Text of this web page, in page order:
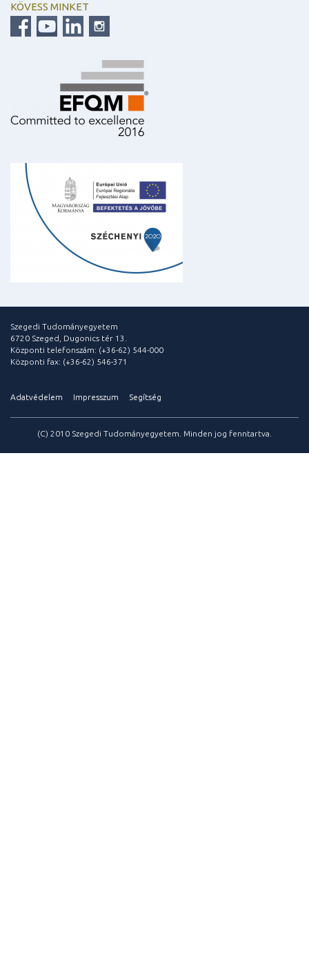
KÖVESS MINKET
Szegedi Tudományegyetem
6720 Szeged, Dugonics tér 13.
Központi telefonszám: (+36-62) 544-000
Központi fax: (+36-62) 546-371
Adatvédelem Impresszum Segítség
(C) 2010 Szegedi Tudományegyetem. Minden jog fenntartva.